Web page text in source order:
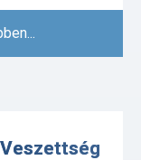
Veszettség